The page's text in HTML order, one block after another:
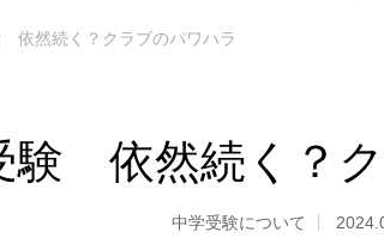
依然続く？クラブのパワハラ
験 依然続く？
中学受験について